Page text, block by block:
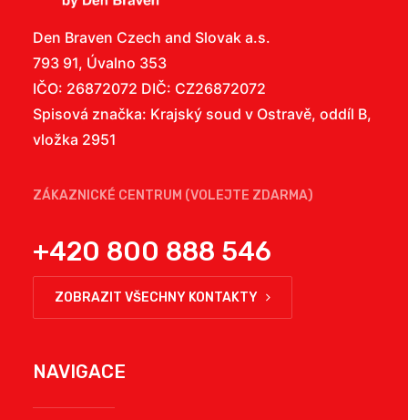
Den Braven Czech and Slovak a.s.
793 91, Úvalno 353
IČO: 26872072 DIČ: CZ26872072
Spisová značka: Krajský soud v Ostravě, oddíl B,
vložka 2951
ZÁKAZNICKÉ CENTRUM (VOLEJTE ZDARMA)
+420 800 888 546
ZOBRAZIT VŠECHNY KONTAKTY
NAVIGACE